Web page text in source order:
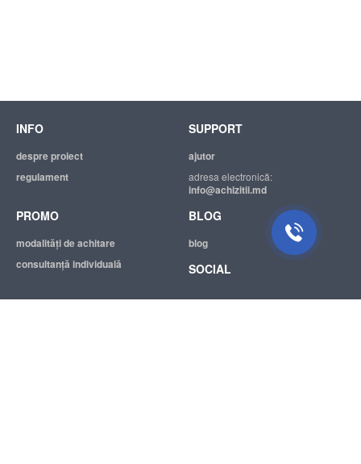
INFO
despre proiect
regulament
SUPPORT
ajutor
adresa electronică:
info@achizitii.md
PROMO
modalităţi de achitare
consultanță individuală
BLOG
blog
SOCIAL